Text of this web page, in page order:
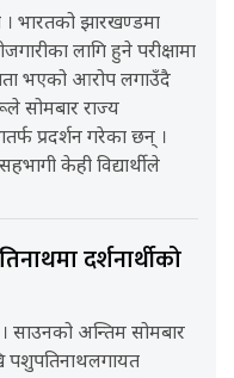
। भारतको झारखण्डमा
लागि हुने परीक्षामा
भएको आरोप लगाउँदै
सोमबार राज्य
प्रदर्शन गरेका छन् ।
केही विद्यार्थीले
दर्शनार्थीको
साउनको अन्तिम सोमबार
पशुपतिनाथलगायत